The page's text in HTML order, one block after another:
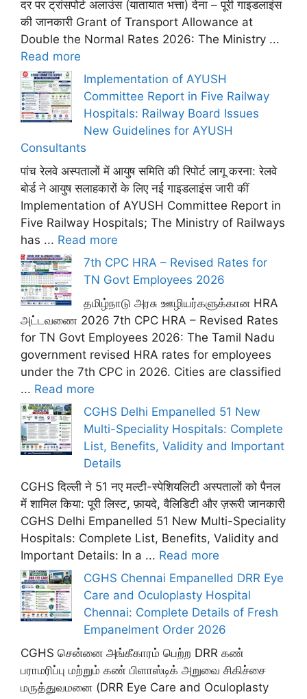
दर पर ट्रांसपोर्ट अलाउंस (यातायात भत्ता) देना – पूरी गाइडलाइंस
की जानकारी Grant of Transport Allowance at
Double the Normal Rates 2026: The Ministry ...
Read more
Implementation of AYUSH
Committee Report in Five Railway
Hospitals: Railway Board Issues
New Guidelines for AYUSH
Consultants
पांच रेलवे अस्पतालों में आयुष समिति की रिपोर्ट लागू करना: रेलवे
बोर्ड ने आयुष सलाहकारों के लिए नई गाइडलाइंस जारी कीं
Implementation of AYUSH Committee Report in
Five Railway Hospitals; The Ministry of Railways
has ... Read more
7th CPC HRA – Revised Rates for
TN Govt Employees 2026
தமிழ்நாடு அரசு ஊழியர்களுக்கான HRA
அட்டவணை 2026 7th CPC HRA – Revised Rates
for TN Govt Employees 2026: The Tamil Nadu
government revised HRA rates for employees
under the 7th CPC in 2026. Cities are classified
... Read more
CGHS Delhi Empanelled 51 New
Multi-Speciality Hospitals: Complete
List, Benefits, Validity and Important
Details
CGHS दिल्ली ने 51 नए मल्टी-स्पेशियलिटी अस्पतालों को पैनल
में शामिल किया: पूरी लिस्ट, फ़ायदे, वैलिडिटी और ज़रूरी जानकारी
CGHS Delhi Empanelled 51 New Multi-Speciality
Hospitals: Complete List, Benefits, Validity and
Important Details: In a ... Read more
CGHS Chennai Empanelled DRR Eye
Care and Oculoplasty Hospital
Chennai: Complete Details of Fresh
Empanelment Order 2026
CGHS சென்னை அங்கீகாரம் பெற்ற DRR கண்
பராமரிப்பு மற்றும் கண் பிளாஸ்டிக் அறுவை சிகிச்சை
மருத்துவமனை (DRR Eye Care and Oculoplasty